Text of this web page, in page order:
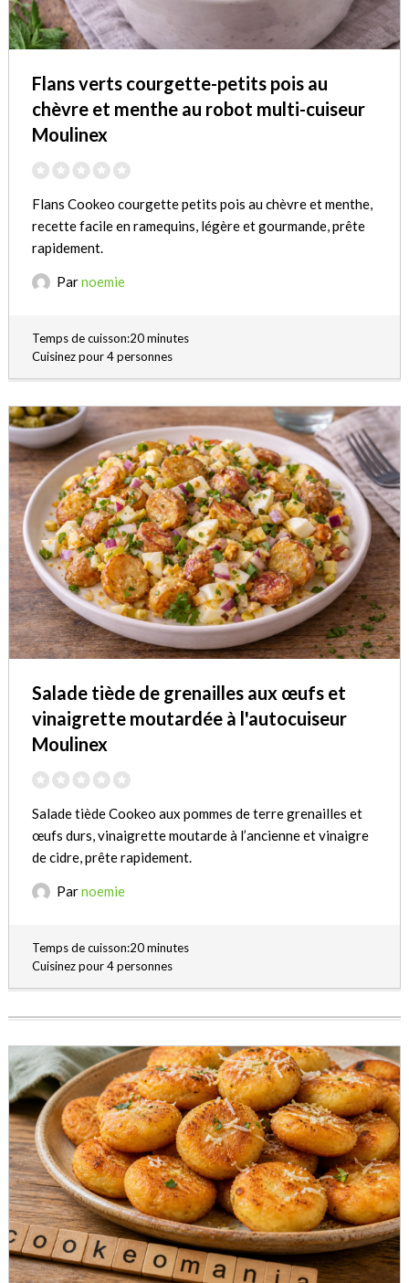
Flans verts courgette-petits pois au
chèvre et menthe au robot multi-cuiseur
Moulinex
Flans Cookeo courgette petits pois au chèvre et menthe,
recette facile en ramequins, légère et gourmande, prête
rapidement.
Parnoemie
Temps de cuisson:20 minutes
Cuisinez pour 4 personnes
Salade tiède de grenailles aux œufs et
vinaigrette moutardée à l'autocuiseur
Moulinex
Salade tiède Cookeo aux pommes de terre grenailles et
œufs durs, vinaigrette moutarde à l’ancienne et vinaigre
de cidre, prête rapidement.
Parnoemie
Temps de cuisson:20 minutes
Cuisinez pour 4 personnes